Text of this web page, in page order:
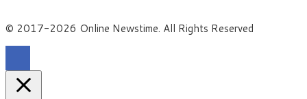
© 2017-2026 Online Newstime. All Rights Reserved